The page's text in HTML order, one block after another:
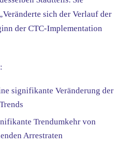
sich der Verlauf der
der CTC-Implementation
signifikante Veränderung der
Trendumkehr von
Arrestraten